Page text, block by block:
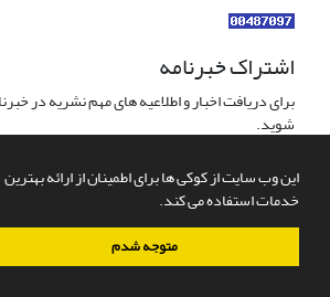
این وب سایت از کوکی ها برای اطمینان از ارائه بهترین
خدمات استفاده می کند.
متوجه شدم
اشتراک خبرنامه
برای دریافت اخبار و اطلاعیه های مهم نشریه در
شوید.
سامانه مدیریت نشریات علمی.طراحی و پیاده سازی